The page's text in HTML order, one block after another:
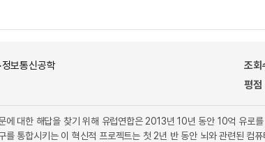
보통신공학
조회
평점
에 대한 해답을 찾기 위해 유럽연합은 2013년 10년 동안 10억 유로
를 통합시키는 이 혁신적 프로젝트는 첫 2년 반 동안 뇌와 관련된